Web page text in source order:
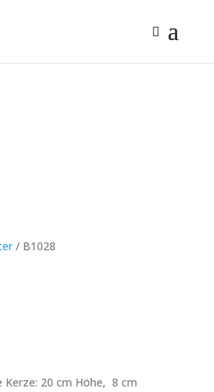
/ B1028
Kerze: 20 cm Höhe, 8 cm